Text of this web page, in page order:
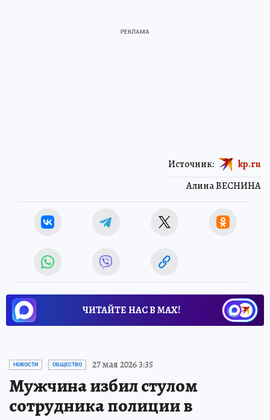
Алина ВЕСНИНА
Источник: kp.ru
ЧИТАЙТЕ НАС В МАХ!
НОВОСТИ ОБЩЕСТВО 27 мая 2026 3:35
Мужчина избил стулом
сотрудника полиции в